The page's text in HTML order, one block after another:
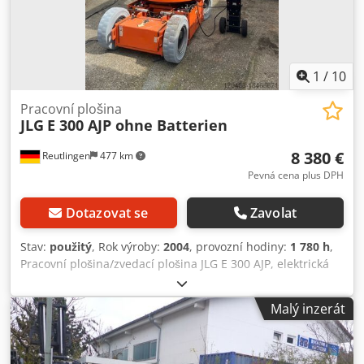
Pneumatiky: 25 x 7-12 Běžné známky použití, plně funkční
1 / 10
Reutlingen 477 km
Pracovní plošina
JLG E 300 AJP ohne Batterien
8 380 €
Pevná cena plus DPH
Dotazovat se Zavolat
Stav: použitý, Rok výroby: 2004, provozní hodiny: 1 780 h,
Pracovní plošina/zvedací plošina JLG E 300 AJP, elektrická
teleskopická plošina, rok výroby 2004, plně funkční, baterie
je třeba vyměnit.!! Nové baterie mohou být namontovány!!
Cena je kalkulována s novými bateriemi!! Djdsvxx H Uopfx
Anwekr
Malý inzerát